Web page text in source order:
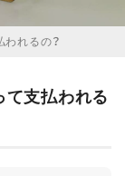
れるの？
て支払われる